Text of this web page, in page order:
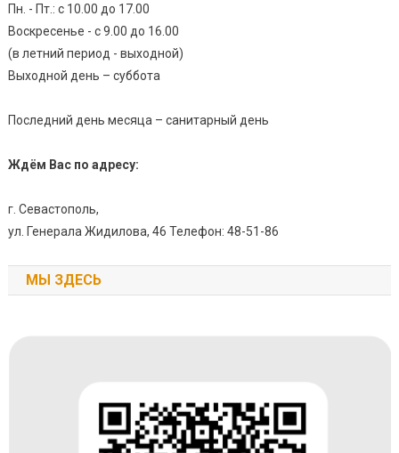
Пн. - Пт.: с 10.00 до 17.00
Воскресенье - с 9.00 до 16.00
(в летний период - выходной)
Выходной день – суббота
Последний день месяца – санитарный день
Ждём Вас по адресу:
г. Севастополь,
ул. Генерала Жидилова, 46 Телефон: 48-51-86
МЫ ЗДЕСЬ